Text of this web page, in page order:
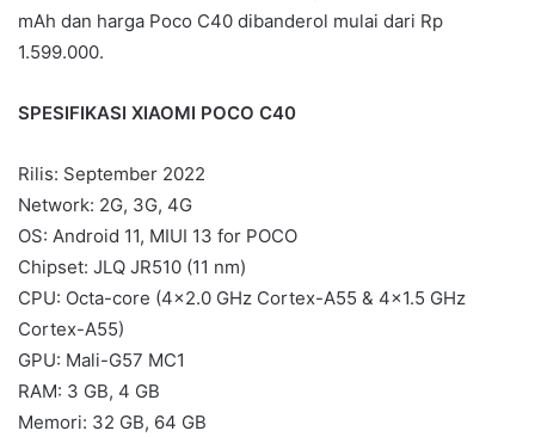
mAh dan harga Poco C40 dibanderol mulai dari Rp
1.599.000.
SPESIFIKASI XIAOMI POCO C40
Rilis: September 2022
Network: 2G, 3G, 4G
OS: Android 11, MIUI 13 for POCO
Chipset: JLQ JR510 (11 nm)
CPU: Octa-core (4×2.0 GHz Cortex-A55 & 4×1.5 GHz
Cortex-A55)
GPU: Mali-G57 MC1
RAM: 3 GB, 4 GB
Memori: 32 GB, 64 GB